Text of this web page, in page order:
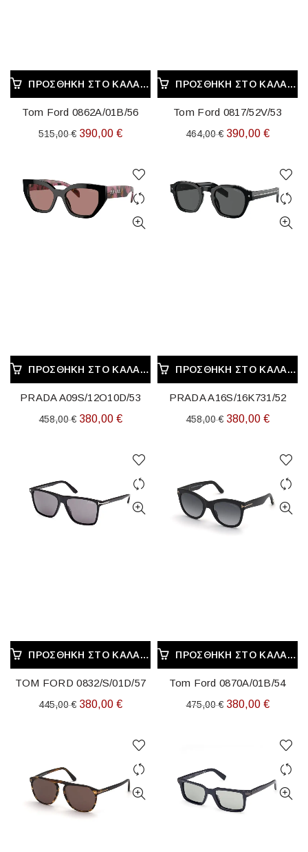
ΠΡΟΣΘΉΚΗ ΣΤΟ ΚΑΛΆΘΙ
Tom Ford 0862A/01B/56
515,00€ Original
515,00 €.
390,00 €Η
τιμή
είναι:
390,00 €.
ΠΡΟΣΘΉΚΗ ΣΤΟ ΚΑΛΆΘΙ
Tom Ford 0817/52V/53
464,00€ Original
464,00 €.
390,00 €Η
τιμή
είναι:
390,00
ΠΡΟΣΘΉΚΗ ΣΤΟ ΚΑΛΆΘΙ
PRADA A09S/12O10D/53
458,00€ Original
380,00 €Η
τιμή
είναι:
380,00 €.
ΠΡΟΣΘΉΚΗ ΣΤΟ ΚΑΛΆΘΙ
PRADA A16S/16K731/52
458,00€ Original
380,00 €Η
τιμή
είναι:
380,00
ΠΡΟΣΘΉΚΗ ΣΤΟ ΚΑΛΆΘΙ
TOM FORD 0832/S/01D/57
445,00€ Original
380,00 €Η
τιμή
είναι:
380,00 €.
ΠΡΟΣΘΉΚΗ ΣΤΟ ΚΑΛΆΘΙ
Tom Ford 0870A/01B/54
475,00€ Original
380,00 €Η
τιμή
είναι:
380,00